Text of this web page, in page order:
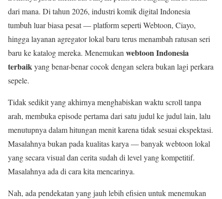
dari mana. Di tahun 2026, industri komik digital Indonesia
tumbuh luar biasa pesat — platform seperti Webtoon, Ciayo,
hingga layanan agregator lokal baru terus menambah ratusan seri
baru ke katalog mereka. Menemukanwebtoon Indonesia
terbaikyang benar-benar cocok dengan selera bukan lagi perkara
sepele.
Tidak sedikit yang akhirnya menghabiskan waktu scroll tanpa
arah, membuka episode pertama dari satu judul ke judul lain, lalu
menutupnya dalam hitungan menit karena tidak sesuai ekspektasi.
Masalahnya bukan pada kualitas karya — banyak webtoon lokal
yang secara visual dan cerita sudah di level yang kompetitif.
Masalahnya ada di cara kita mencarinya.
Nah, ada pendekatan yang jauh lebih efisien untuk menemukan